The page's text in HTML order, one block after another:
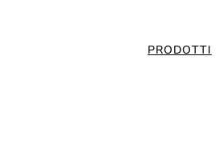
PRODOTTI